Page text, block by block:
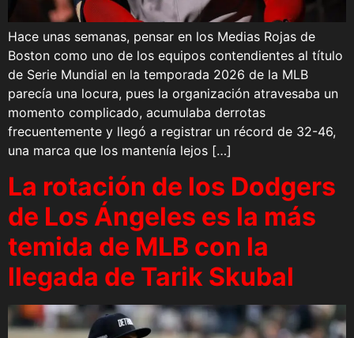
Hace unas semanas, pensar en los Medias Rojas de
Boston como uno de los equipos contendientes al título
de Serie Mundial en la temporada 2026 de la MLB
parecía una locura, pues la organización atravesaba un
momento complicado, acumulaba derrotas
frecuentemente y llegó a registrar un récord de 32-46,
una marca que los mantenía lejos […]
La rotación de los Dodgers
de Los Ángeles es la más
temida de MLB con la
llegada de Tarik Skubal